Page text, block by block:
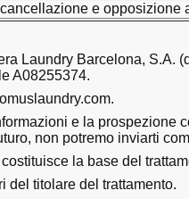
e opposizione
Laundry Barcelona, S.A.
A08255374.
e la prospezione
non potremo inviarti
la base del
del titolare del trattamento.